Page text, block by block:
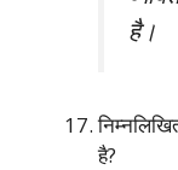
है।
है?